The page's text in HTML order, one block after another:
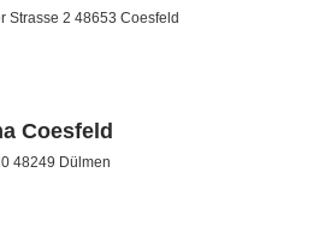
Strasse 2 48653 Coesfeld
Coesfeld
48249 Dülmen